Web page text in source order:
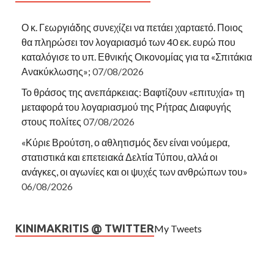
Ο κ. Γεωργιάδης συνεχίζει να πετάει χαρταετό. Ποιος
θα πληρώσει τον λογαριασμό των 40 εκ. ευρώ που
καταλόγισε το υπ. Εθνικής Οικονομίας για τα «Σπιτάκια
Ανακύκλωσης»; 07/08/2026
Το θράσος της ανεπάρκειας: Βαφτίζουν «επιτυχία» τη
μεταφορά του λογαριασμού της Ρήτρας Διαφυγής
στους πολίτες 07/08/2026
«Κύριε Βρούτση, ο αθλητισμός δεν είναι νούμερα,
στατιστικά και επετειακά Δελτία Τύπου, αλλά οι
ανάγκες, οι αγωνίες και οι ψυχές των ανθρώπων του»
06/08/2026
KINIMAKRITIS @ TWITTERMy Tweets